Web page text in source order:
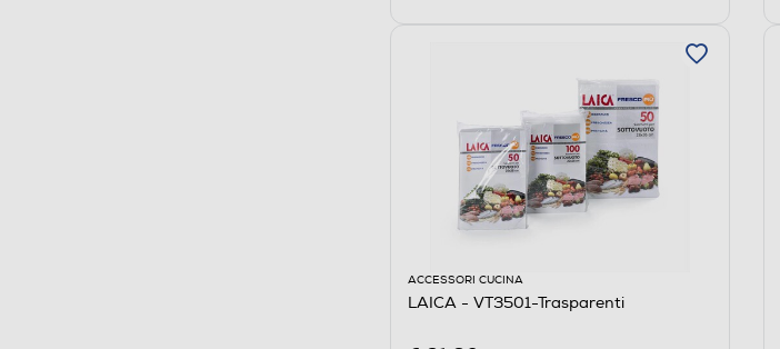
ACCESSORI CUCINA
LAICA - VT3501-Trasparenti